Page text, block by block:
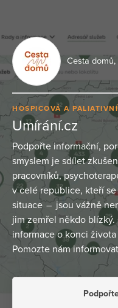
Cesta domů,
HOSPICOVÁ A PALIATIVNÍ
Umírání.cz
Podpořte informační,
smyslem je sdílet
pracovníků,
v celé republice, kteří
situace – jsou vážně
jim zemřel někdo
informace o konci
Pomozte nám